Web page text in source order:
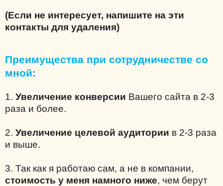
(Если не интересует, напишите на эти
контакты для удаления)
Преимущества при сотрудничестве со
мной:
1. Увеличение конверсии Вашего сайта в 2-3
раза и более.
2. Увеличение целевой аудитории в 2-3 раза
и выше.
3. Так как я работаю сам, а не в компании,
стоимость у меня намного ниже, чем берут